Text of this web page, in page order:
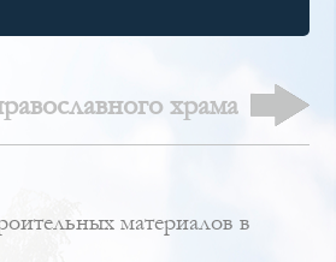
храма
материалов в